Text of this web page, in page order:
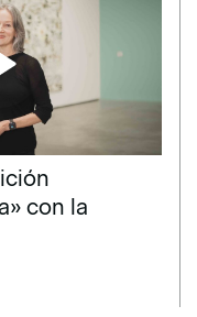
con la